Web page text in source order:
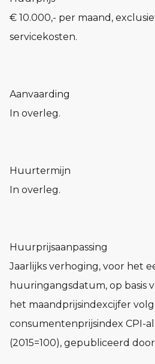
€ 10.000,- per maand,
servicekosten.
Aanvaarding
In overleg.
Huurtermijn
In overleg.
Huurprijsaanpassing
Jaarlijks verhoging, voor het
huuringangsdatum, op basis
het maandprijsindexcijfer
consumentenprijsindex CPI-
(2015=100), gepubliceerd